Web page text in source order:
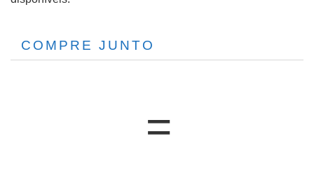
COMPRE JUNTO